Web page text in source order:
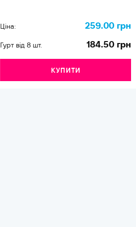
Ціна: 259.00 грн
Гурт від 8 шт. 184.50 грн
КУПИТИ